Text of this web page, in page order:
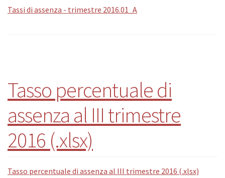
Tassi di assenza - trimestre 2016.01_A
Tasso percentuale di
assenza al III trimestre
2016 (.xlsx)
Tasso percentuale di assenza al III trimestre 2016 (.xlsx)